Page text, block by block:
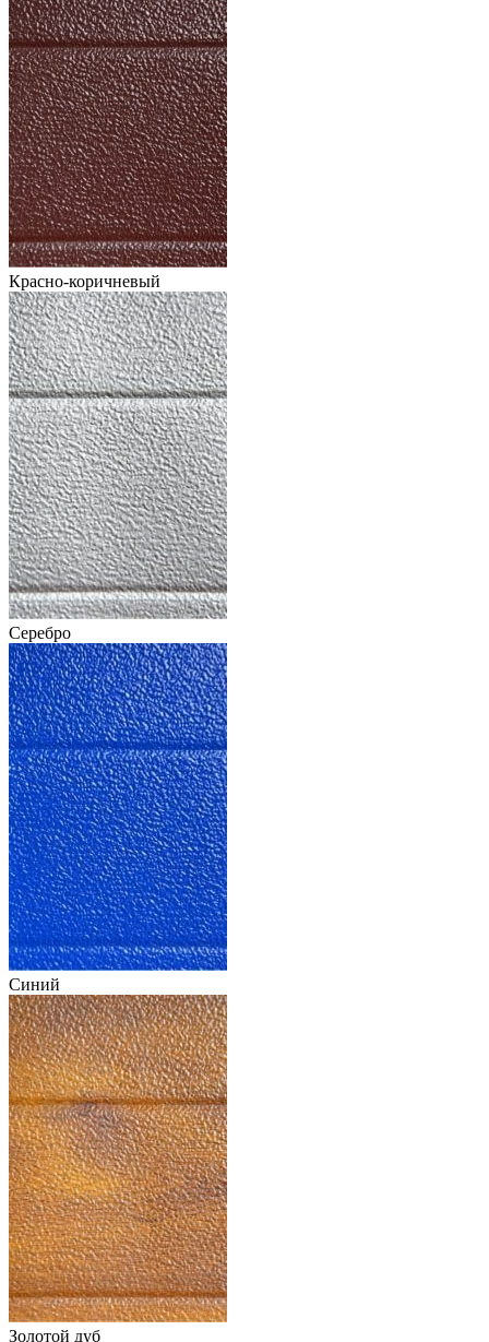
Красно-коричневый
Серебро
Синий
Золотой дуб